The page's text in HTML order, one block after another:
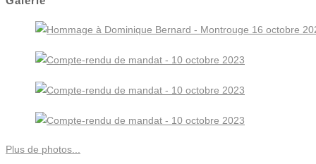
Plus de photos...